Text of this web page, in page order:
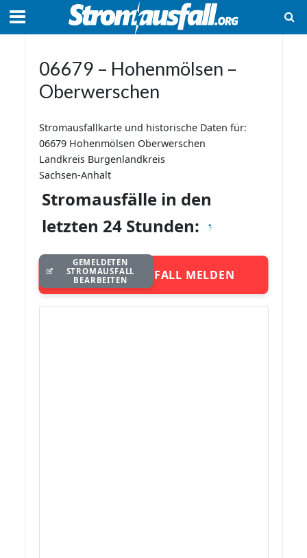
06679 – Hohenmölsen –
Oberwerschen
Stromausfallkarte und historische Daten für:
06679 Hohenmölsen Oberwerschen
Landkreis Burgenlandkreis
Sachsen-Anhalt
Stromausfälle in den
letzten 24 Stunden:
STROMAUSFALL MELDEN
GEMELDETEN
STROMAUSFALL
BEARBEITEN